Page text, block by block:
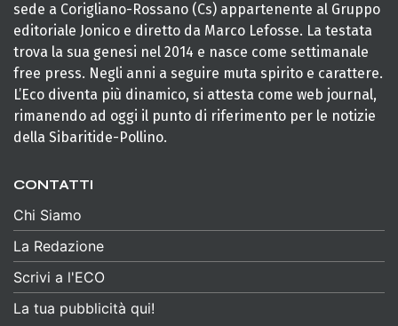
sede a Corigliano-Rossano (Cs) appartenente al Gruppo
editoriale Jonico e diretto da Marco Lefosse. La testata
trova la sua genesi nel 2014 e nasce come settimanale
free press. Negli anni a seguire muta spirito e carattere.
L’Eco diventa più dinamico, si attesta come web journal,
rimanendo ad oggi il punto di riferimento per le notizie
della Sibaritide-Pollino.
CONTATTI
Chi Siamo
La Redazione
Scrivi a l'ECO
La tua pubblicità qui!